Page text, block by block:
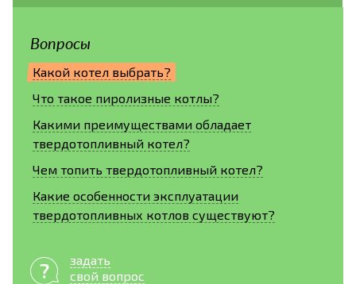
Вопросы
Какой котел выбрать?
Что такое пиролизные котлы?
Какими преимуществами обладает
твердотопливный котел?
Чем топить твердотопливный котел?
Какие особенности эксплуатации
твердотопливных котлов существуют?
задать
свой вопрос